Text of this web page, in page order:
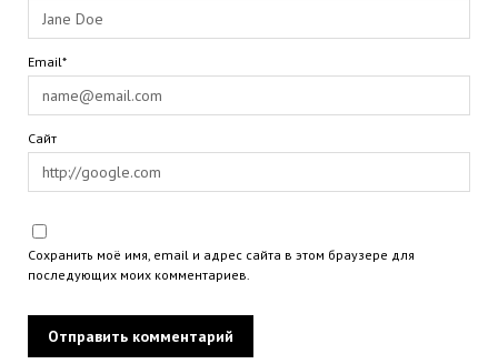
Email*
Сайт
Сохранить моё имя, email и адрес сайта в этом браузере для
последующих моих комментариев.